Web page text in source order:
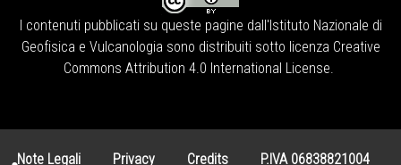
I contenuti pubblicati su queste pagine dall' Istituto Nazionale di
Geofisica e Vulcanologia sono distribuiti sotto licenza Creative
Commons Attribution 4.0 International License.
Note Legali Privacy Credits P.IVA 06838821004